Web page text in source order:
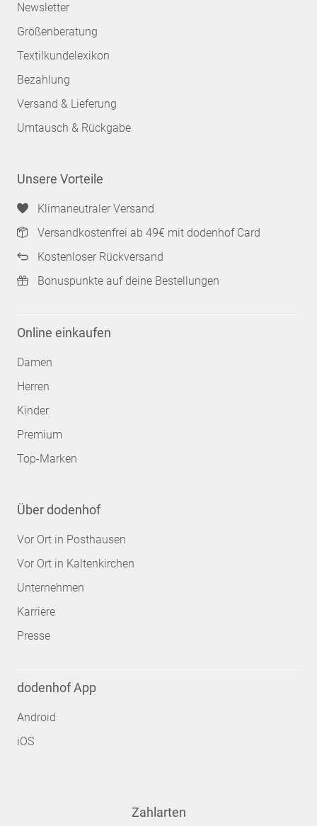
Newsletter
Größenberatung
Textilkundelexikon
Bezahlung
Versand & Lieferung
Umtausch & Rückgabe
Unsere Vorteile
Klimaneutraler Versand
Versandkostenfrei ab 49€ mit dodenhof Card
Kostenloser Rückversand
Bonuspunkte auf deine Bestellungen
Online einkaufen
Damen
Herren
Kinder
Premium
Top-Marken
Über dodenhof
Vor Ort in Posthausen
Vor Ort in Kaltenkirchen
Unternehmen
Karriere
Presse
dodenhof App
Android
iOS
Zahlarten